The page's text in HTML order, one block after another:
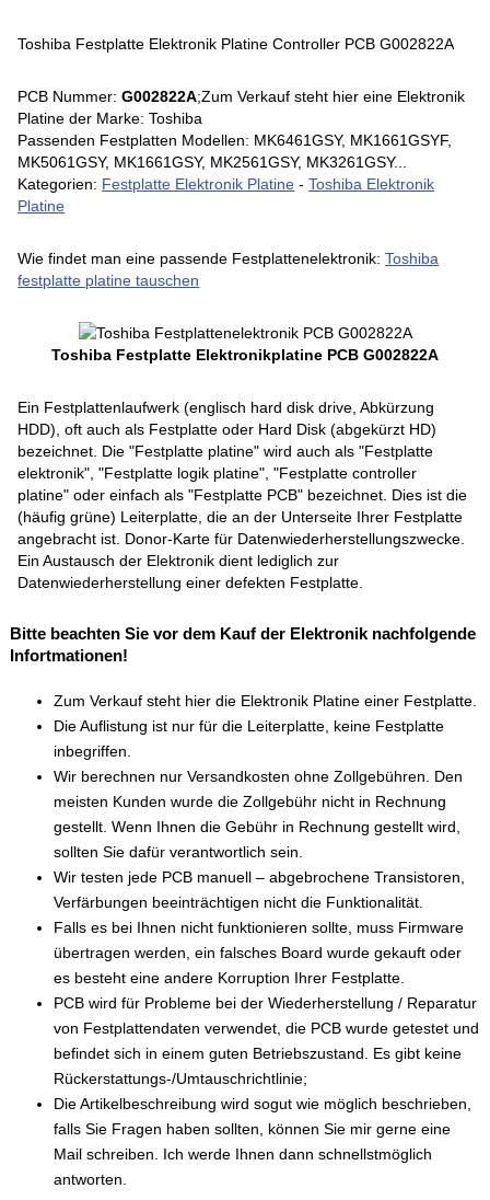
Toshiba Festplatte Elektronik Platine Controller PCB G002822A
PCB Nummer:G002822A;Zum Verkauf steht hier eine Elektronik
Platine der Marke: Toshiba
Passenden Festplatten Modellen: MK6461GSY, MK1661GSYF,
MK5061GSY, MK1661GSY, MK2561GSY, MK3261GSY...
Kategorien: Festplatte Elektronik Platine -Toshiba Elektronik
Platine
Wie findet man eine passende Festplattenelektronik:Toshiba
festplatte platine tauschen
Toshiba Festplatte Elektronikplatine PCB G002822A
Ein Festplattenlaufwerk (englisch hard disk drive, Abkürzung
HDD), oft auch als Festplatte oder Hard Disk (abgekürzt HD)
bezeichnet. Die "Festplatte platine" wird auch als "Festplatte
elektronik", "Festplatte logik platine", "Festplatte controller
platine" oder einfach als "Festplatte PCB" bezeichnet. Dies ist die
(häufig grüne) Leiterplatte, die an der Unterseite Ihrer Festplatte
angebracht ist. Donor-Karte für Datenwiederherstellungszwecke.
Ein Austausch der Elektronik dient lediglich zur
Datenwiederherstellung einer defekten Festplatte.
Bitte beachten Sie vor dem Kauf der Elektronik nachfolgende
Infortmationen!
Zum Verkauf steht hier die Elektronik Platine einer Festplatte.
Die Auflistung ist nur für die Leiterplatte, keine Festplatte
inbegriffen.
Wir berechnen nur Versandkosten ohne Zollgebühren. Den
meisten Kunden wurde die Zollgebühr nicht in Rechnung
gestellt. Wenn Ihnen die Gebühr in Rechnung gestellt wird,
sollten Sie dafür verantwortlich sein.
Wir testen jede PCB manuell – abgebrochene Transistoren,
Verfärbungen beeinträchtigen nicht die Funktionalität.
Falls es bei Ihnen nicht funktionieren sollte, muss Firmware
übertragen werden, ein falsches Board wurde gekauft oder
es besteht eine andere Korruption Ihrer Festplatte.
PCB wird für Probleme bei der Wiederherstellung / Reparatur
von Festplattendaten verwendet, die PCB wurde getestet und
befindet sich in einem guten Betriebszustand. Es gibt keine
Rückerstattungs-/Umtauschrichtlinie;
Die Artikelbeschreibung wird sogut wie möglich beschrieben,
falls Sie Fragen haben sollten, können Sie mir gerne eine
Mail schreiben. Ich werde Ihnen dann schnellstmöglich
antworten.